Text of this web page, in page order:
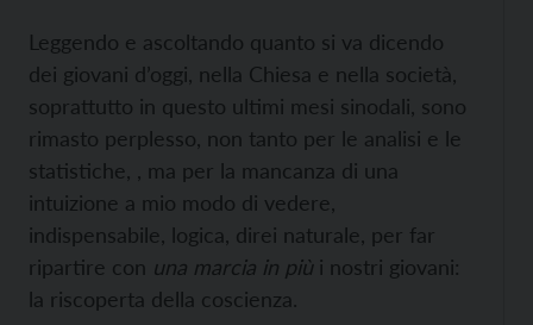
Leggendo e ascoltando quanto si va dicendo
dei giovani d’oggi, nella Chiesa e nella società,
soprattutto in questo ultimi mesi sinodali, sono
rimasto perplesso, non tanto per le analisi e le
statistiche, , ma per la mancanza di una
intuizione a mio modo di vedere,
indispensabile, logica, direi naturale, per far
ripartire con una marcia in piùi nostri giovani:
la riscoperta della coscienza.